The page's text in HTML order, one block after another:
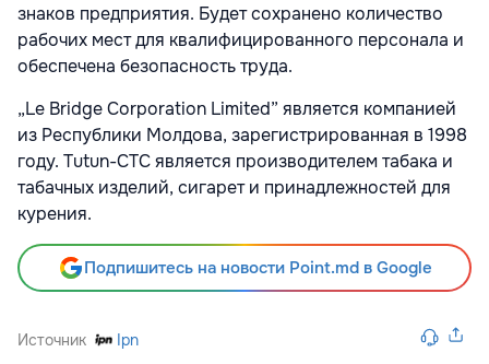
знаков предприятия. Будет сохранено количество
рабочих мест для квалифицированного персонала и
обеспечена безопасность труда.
„Le Bridge Corporation Limited” является компанией
из Республики Молдова, зарегистрированная в 1998
году. Tutun-CTC является производителем табака и
табачных изделий, сигарет и принадлежностей для
курения.
Подпишитесь на новости Point.md в Google
Источник Ipn